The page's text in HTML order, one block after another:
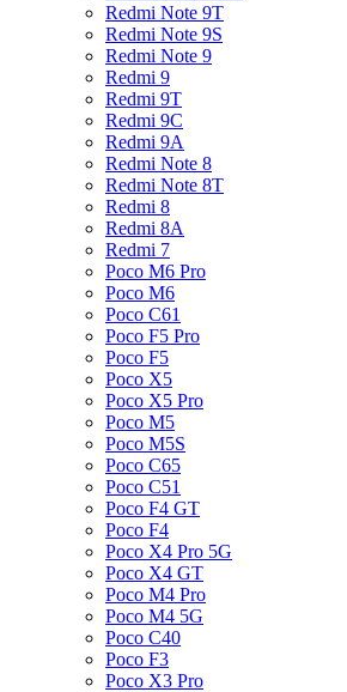
Redmi Note 9T
Redmi Note 9S
Redmi Note 9
Redmi 9
Redmi 9T
Redmi 9C
Redmi 9A
Redmi Note 8
Redmi Note 8T
Redmi 8
Redmi 8A
Redmi 7
Poco M6 Pro
Poco M6
Poco C61
Poco F5 Pro
Poco F5
Poco X5
Poco X5 Pro
Poco M5
Poco M5S
Poco C65
Poco C51
Poco F4 GT
Poco F4
Poco X4 Pro 5G
Poco X4 GT
Poco M4 Pro
Poco M4 5G
Poco C40
Poco F3
Poco X3 Pro